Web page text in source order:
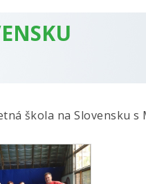
škola na Slovensku s